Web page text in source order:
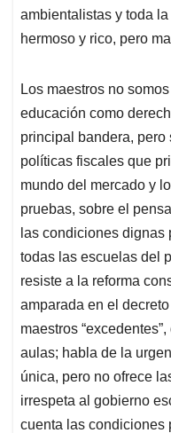
ambientalistas y toda
hermoso y rico, pero
Los maestros no
educación como
principal bandera,
políticas fiscales que
mundo del mercado y
pruebas, sobre el
las condiciones dignas
todas las escuelas del
resiste a la reforma
amparada en el
maestros
aulas; habla de la
única, pero no ofrece
irrespeta al gobierno
cuenta las condiciones